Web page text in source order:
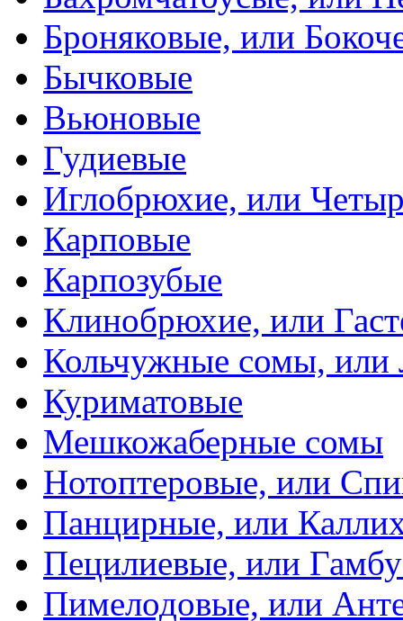
Броняковые, или
Бычковые
Вьюновые
Гудиевые
Иглобрюхие, или
Карповые
Карпозубые
Клинобрюхие, или
Кольчужные сомы, или
Куриматовые
Мешкожаберные сомы
Нотоптеровые, или
Панцирные, или
Пецилиевые, или
Пимелодовые, или